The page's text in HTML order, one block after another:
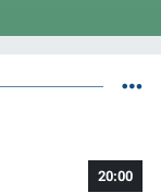
20:00